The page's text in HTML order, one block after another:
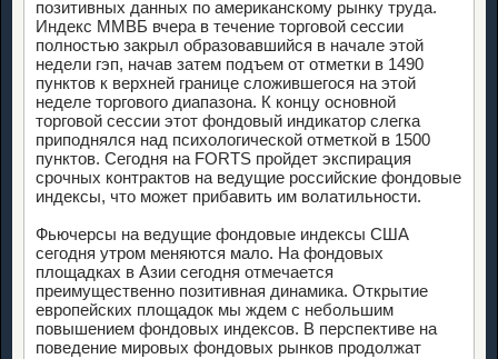
позитивных данных по американскому рынку труда.
Индекс ММВБ вчера в течение торговой сессии
полностью закрыл образовавшийся в начале этой
недели гэп, начав затем подъем от отметки в 1490
пунктов к верхней границе сложившегося на этой
неделе торгового диапазона. К концу основной
торговой сессии этот фондовый индикатор слегка
приподнялся над психологической отметкой в 1500
пунктов. Сегодня на FORTS пройдет экспирация
срочных контрактов на ведущие российские фондовые
индексы, что может прибавить им волатильности.
Фьючерсы на ведущие фондовые индексы США
сегодня утром меняются мало. На фондовых
площадках в Азии сегодня отмечается
преимущественно позитивная динамика. Открытие
европейских площадок мы ждем с небольшим
повышением фондовых индексов. В перспективе на
поведение мировых фондовых рынков продолжат